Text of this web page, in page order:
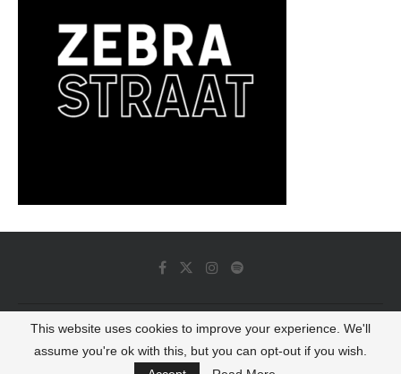
© 2022 - Luminous Dash All Rights Reserved
BACK TO TOP
This website uses cookies to improve your experience. We'll
assume you're ok with this, but you can opt-out if you wish.